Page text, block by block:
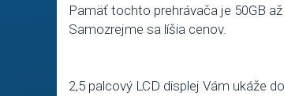
Pamäť tochto prehrávača je 50GB až
Samozrejme sa líšia cenov.
2,5 palcový LCD displej Vám ukáže